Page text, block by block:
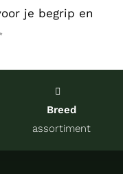
je begrip en
Breed
assortiment